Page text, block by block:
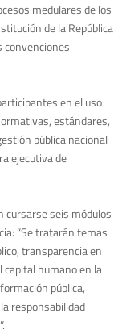
medulares de los
de la República
convenciones
en el uso
estándares,
pública nacional
ejecutiva de
cursarse seis módulos
“Se tratarán temas
transparencia en
humano en la
pública,
responsabilidad